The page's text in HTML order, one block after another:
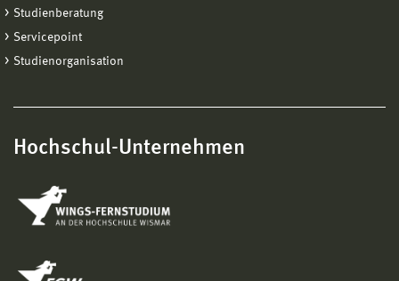
Studienberatung
Servicepoint
Studienorganisation
Hochschul-Unternehmen